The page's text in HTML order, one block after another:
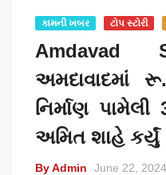
કામની ખબર ટોપ સ્ટોરી
Amdavad
અમદાવાદમાં
નિર્માણ
અમિત શાહે કર્યું
By Admin June 22, 2024